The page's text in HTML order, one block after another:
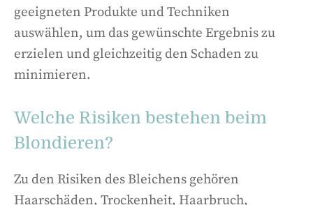
geeigneten Produkte und Techniken
auswählen, um das gewünschte Ergebnis zu
erzielen und gleichzeitig den Schaden zu
minimieren.
Welche Risiken bestehen beim
Blondieren?
Zu den Risiken des Bleichens gehören
Haarschäden, Trockenheit, Haarbruch,